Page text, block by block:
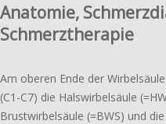
Anatomie,
Schmerztherapie
Am oberen Ende der
(C1-C7) die Halswirbelsäule
Brustwirbelsäule (=BWS) und